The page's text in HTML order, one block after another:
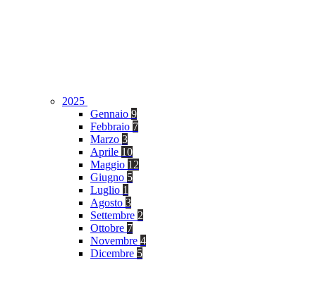
2025
Gennaio 9
Febbraio 7
Marzo 3
Aprile 10
Maggio 12
Giugno 5
Luglio 1
Agosto 3
Settembre 2
Ottobre 7
Novembre 4
Dicembre 5